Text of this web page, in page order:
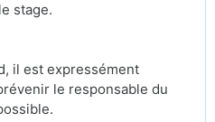
stage.
il est expressément
le responsable du